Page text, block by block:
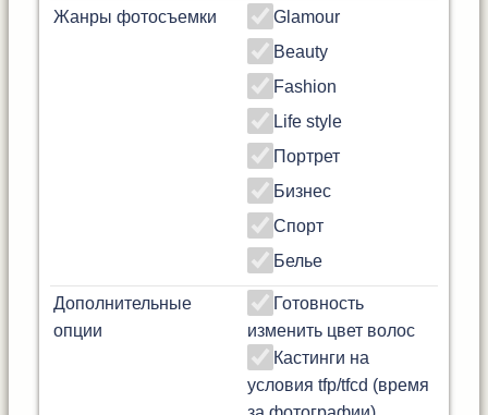
Жанры фотосъемки
Glamour
Beauty
Fashion
Life style
Портрет
Бизнес
Спорт
Белье
Дополнительные
опции
Готовность
изменить цвет волос
Кастинги на
условия tfp/tfcd (время